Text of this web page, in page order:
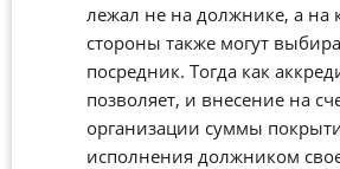
лежал не на должнике, а на
стороны также могут
посредник. Тогда как
позволяет, и внесение на
организации суммы
исполнения должником